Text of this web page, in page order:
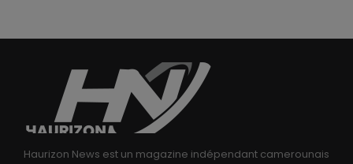
Haurizon News est un magazine indépendant camerounais